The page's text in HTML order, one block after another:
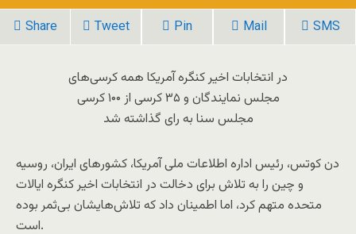
Share Tweet Pin Mail SMS
در انتخابات اخیر کنگره آمریکا همه کرسی‌های
مجلس نمایندگان و ۳۵ کرسی از ۱۰۰ کرسی
مجلس سنا به رای گذاشته شد
دن کوتس، رئیس اداره اطلاعات ملی آمریکا، کشورهای ایران، روسیه
و چین را به تلاش برای دخالت در انتخابات اخیر کنگره ایالات
متحده متهم کرد، اما اطمینان داد که تلاش‌هایشان بی‌ثمر بوده
است.